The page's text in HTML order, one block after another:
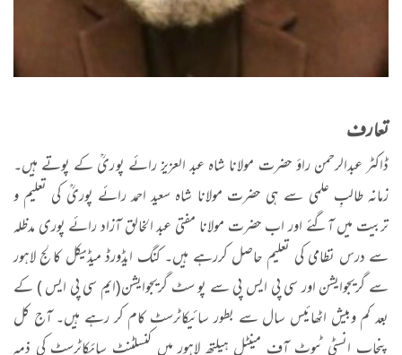
تعارف
ڈاکٹر عبدالرحمن راؤ حضرت مولانا شاہ عبد العزیز رائے پوریؒ کے پوتے ہیں۔
زمانہ طالبِ علمی سے ہی حضرت مولانا شاہ سعید احمد رائے پوریؒ کی تعلیم و
تربیت میں آگئے اور اب حضرت مولانا مفتی عبد الخالق آزاد رائے پوری مدظلہ
سے درس نظامی کی تعلیم حاصل کررہے ہیں۔ کنگ ایڈورڈ میڈیکل کالج لاہور
سے گریجوایشن اور سی پی ایس پی سے پو سٹ گریجوایشن(ایم سی پی ایس ) کے
بعد کم وبیش اٹھائیس سال سے بطور سائیکاٹرسٹ کام کر رہے ہیں۔ آج کل